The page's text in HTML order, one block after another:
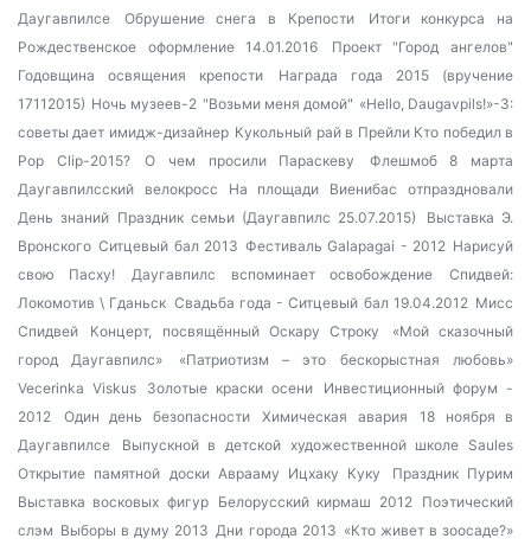
Даугавпилсе
Обрушение снега в Крепости
Итоги конкурса на
Рождественское оформление 14.01.2016
Проект "Город ангелов"
Годовщина освящения крепости
Награда года 2015 (вручение
17112015) Ночь музеев-2 "Возьми меня домой" «Hello, Daugavpils!»-3:
советы дает имидж-дизайнер Кукольный рай в Прейли Кто победил в
Pop Clip-2015?
О чем просили Параскеву
Флешмоб 8 марта
Даугавпилсский велокросс На площади Виенибас отпраздновали
День знаний Праздник семьи (Даугавпилс 25.07.2015)
Выставка Э.
Вронского Ситцевый бал 2013 Фестиваль Galapagai - 2012 Нарисуй
свою Пасху!
Даугавпилс вспоминает освобождение
Спидвей:
Локомотив \ Гданьск Свадьба года - Ситцевый бал 19.04.2012 Мисс
Спидвей
Концерт, посвящённый Оскару Строку
«Мой сказочный
город Даугавпилс»
«Патриотизм – это бескорыстная любовь»
Vecerinka Viskus
Золотые краски осени
Инвестиционный форум -
2012
Один день безопасности Химическая авария
18 ноября в
Даугавпилсе
Выпускной в детской художественной школе Saules
Открытие памятной доски Аврааму Ицхаку Куку
Праздник Пурим
Выставка восковых фигур
Белорусский кирмаш 2012
Поэтический
слэм Выборы в думу 2013 Дни города 2013 «Кто живет в зоосаде?»